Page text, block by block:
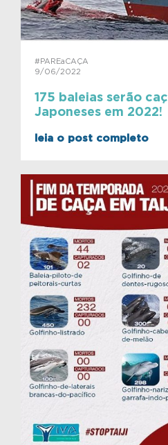
#PAREaCAÇA
9/06/2022
175 baleias serão
Japoneses em 2022!
leia o post completo